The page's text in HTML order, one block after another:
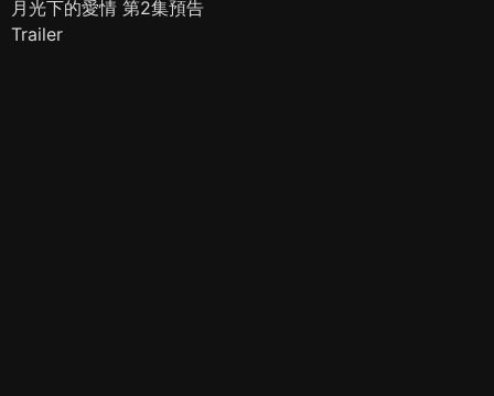
月光下的愛情 第2集預告
Trailer